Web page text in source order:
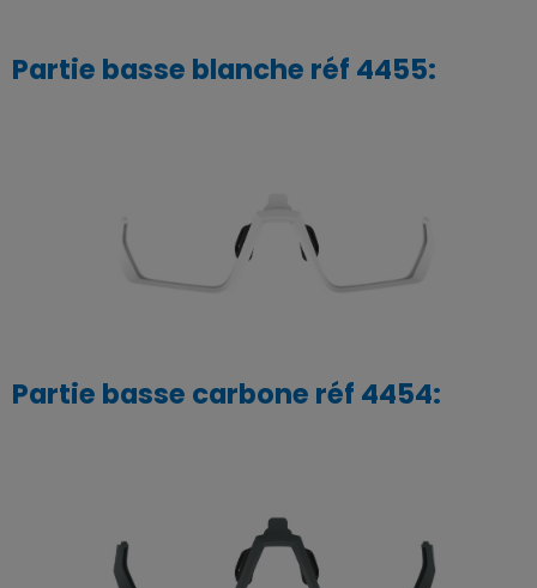
Partie basse blanche réf 4455:
Partie basse carbone réf 4454: